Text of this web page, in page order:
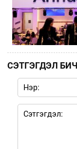
СЭТГЭГДЭЛ